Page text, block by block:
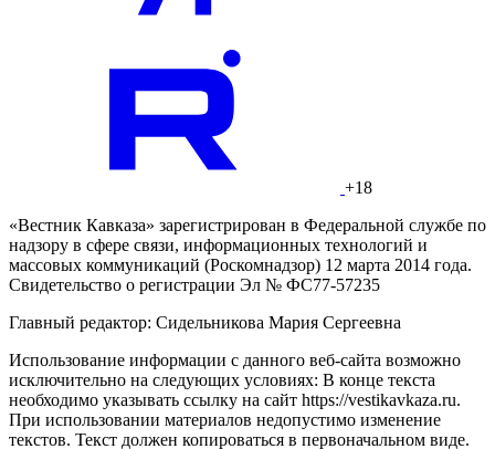
+18
«Вестник Кавказа» зарегистрирован в Федеральной службе по
надзору в сфере связи, информационных технологий и
массовых коммуникаций (Роскомнадзор) 12 марта 2014 года.
Свидетельство о регистрации Эл № ФС77-57235
Главный редактор: Сидельникова Мария Сергеевна
Использование информации с данного веб-сайта возможно
исключительно на следующих условиях: В конце текста
необходимо указывать ссылку на сайт https://vestikavkaza.ru.
При использовании материалов недопустимо изменение
текстов. Текст должен копироваться в первоначальном виде.